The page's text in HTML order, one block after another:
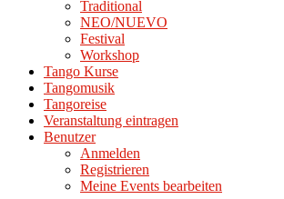
Traditional
NEO/NUEVO
Festival
Workshop
Tango Kurse
Tangomusik
Tangoreise
Veranstaltung eintragen
Benutzer
Anmelden
Registrieren
Meine Events bearbeiten